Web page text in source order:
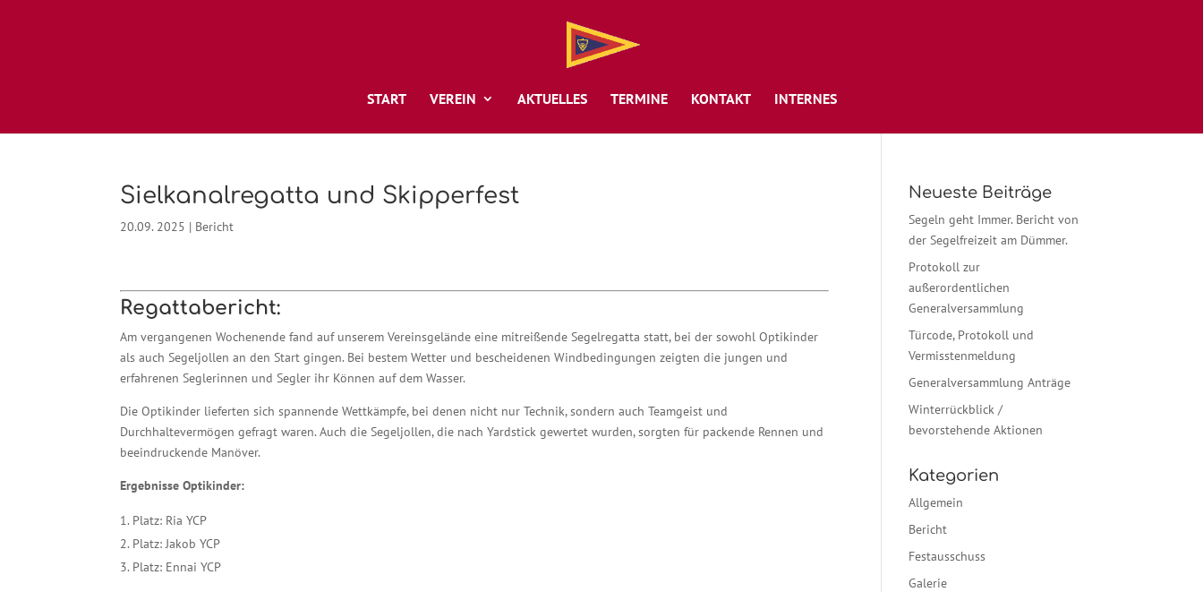
START VEREIN AKTUELLES TERMINE KONTAKT INTERNES
Sielkanalregatta und Skipperfest
20.09. 2025 | Bericht
Regattabericht:
Am vergangenen Wochenende fand auf unserem Vereinsgelände eine mitreißende Segelregatta statt, bei der sowohl Optikinder
als auch Segeljollen an den Start gingen. Bei bestem Wetter und bescheidenen Windbedingungen zeigten die jungen und
erfahrenen Seglerinnen und Segler ihr Können auf dem Wasser.
Die Optikinder lieferten sich spannende Wettkämpfe, bei denen nicht nur Technik, sondern auch Teamgeist und
Durchhaltevermögen gefragt waren. Auch die Segeljollen, die nach Yardstick gewertet wurden, sorgten für packende Rennen und
beeindruckende Manöver.
Ergebnisse Optikinder:
Platz: Ria YCP
Platz: Jakob YCP
Platz: Ennai YCP
Neueste Beiträge
Segeln geht Immer. Bericht von
der Segelfreizeit am Dümmer.
Protokoll zur
außerordentlichen
Generalversammlung
Türcode, Protokoll und
Vermisstenmeldung
Generalversammlung Anträge
Winterrückblick /
bevorstehende Aktionen
Kategorien
Allgemein
Bericht
Festausschuss
Galerie